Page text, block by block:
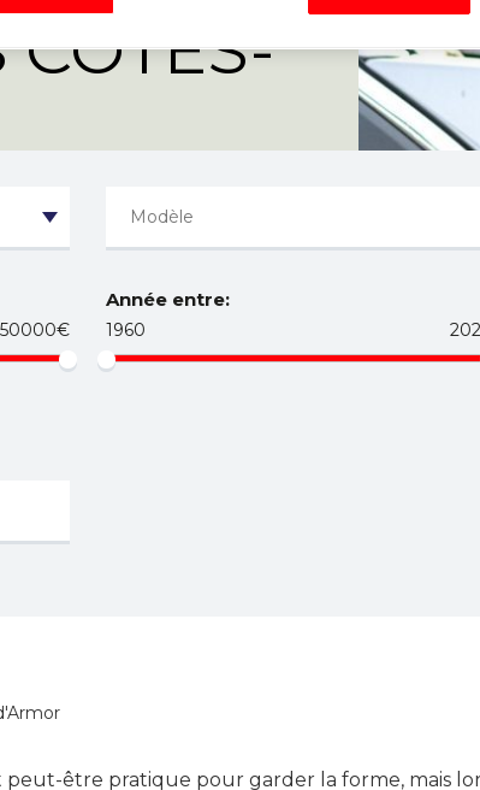
CÔTES-
50000€
Année entre:
1960
peut-être pratique pour garder la forme, mais